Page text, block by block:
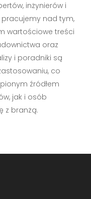
inżynierów i
nad tym,
wartościowe treści
oraz
i poradniki są
co
źródłem
jak i osób
z branżą.